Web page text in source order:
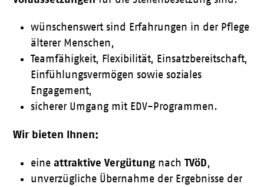
wünschenswert sind Erfahrungen in der Pflege
älterer Menschen,
Teamfähigkeit, Flexibilität, Einsatzbereitschaft,
Einfühlungsvermögen sowie soziales
Engagement,
sicherer Umgang mit EDV-Programmen.
Wir bieten Ihnen:
eineattraktive Vergütung nachTVöD,
unverzügliche Übernahme der Ergebnisse der